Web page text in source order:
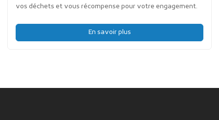
vos déchets et vous récompense pour votre engagement.
En savoir plus